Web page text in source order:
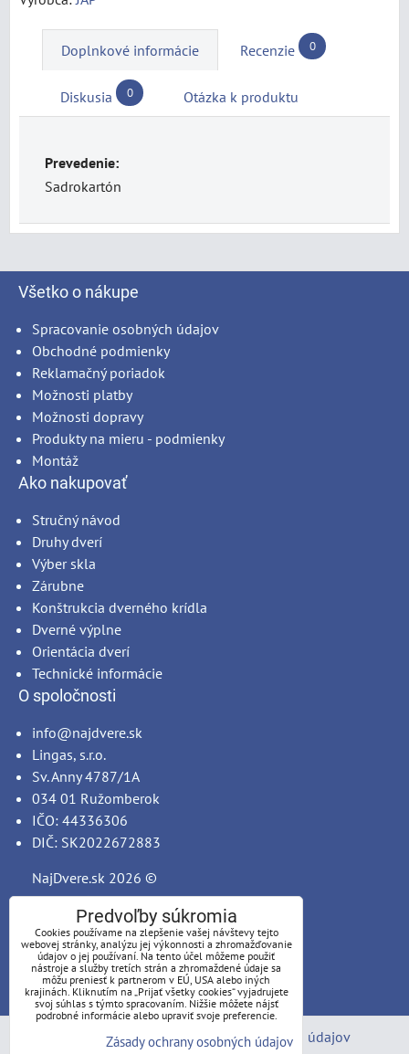
Doplnkové informácie Recenzie 0
Diskusia 0 Otázka k produktu
Prevedenie:
Sadrokartón
Všetko o nákupe
Spracovanie osobných údajov
Obchodné podmienky
Reklamačný poriadok
Možnosti platby
Možnosti dopravy
Produkty na mieru - podmienky
Montáž
Ako nakupovať
Stručný návod
Druhy dverí
Výber skla
Zárubne
Konštrukcia dverného krídla
Dverné výplne
Orientácia dverí
Technické informácie
O spoločnosti
info@najdvere.sk
Lingas, s.r.o.
Sv. Anny 4787/1A
034 01 Ružomberok
IČO: 44336306
DIČ: SK2022672883
NajDvere.sk 2026 ©
Predvoľby súkromia Zásady ochrany osobných údajov
Predvoľby súkromia
Cookies používame na zlepšenie vašej návštevy tejto
webovej stránky, analýzu jej výkonnosti a zhromažďovanie
údajov o jej používaní. Na tento účel môžeme použiť
nástroje a služby tretích strán a zhromaždené údaje sa
môžu preniesť k partnerom v EÚ, USA alebo iných
krajinách. Kliknutím na „Prijať všetky cookies“ vyjadrujete
svoj súhlas s týmto spracovaním. Nižšie môžete nájsť
podrobné informácie alebo upraviť svoje preferencie.
Zásady ochrany osobných údajov